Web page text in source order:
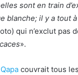
sont en train
blanche; il y a tout
qui n’exclut pas
».
Qapa couvrait tous